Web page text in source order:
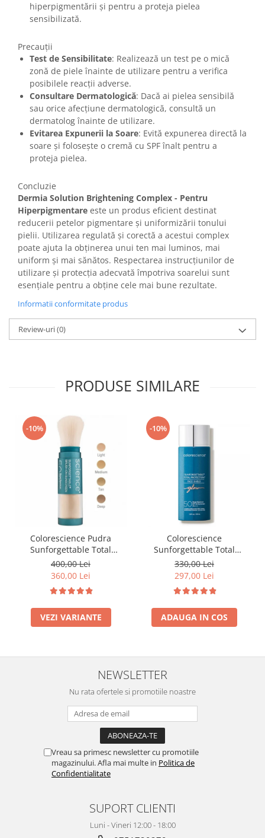
hiperpigmentării și pentru a proteja pielea
sensibilizată.
Precauții
Test de Sensibilitate: Realizează un test pe o mică
zonă de piele înainte de utilizare pentru a verifica
posibilele reacții adverse.
Consultare Dermatologică: Dacă ai pielea sensibilă
sau orice afecțiune dermatologică, consultă un
dermatolog înainte de utilizare.
Evitarea Expunerii la Soare: Evită expunerea directă la
soare și folosește o cremă cu SPF înalt pentru a
proteja pielea.
Concluzie
Dermia Solution Brightening Complex - Pentru
Hiperpigmentare este un produs eficient destinat
reducerii petelor pigmentare și uniformizării tonului
pielii. Utilizarea regulată și corectă a acestui complex
poate ajuta la obținerea unui ten mai luminos, mai
uniform și mai sănătos. Respectarea instrucțiunilor de
utilizare și protecția adecvată împotriva soarelui sunt
esențiale pentru a obține cele mai bune rezultate.
Informatii conformitate produs
Review-uri(0)
PRODUSE SIMILARE
-10%
Colorescience Pudra
Sunforgettable Total
Protection Brush-On Shield
SPF50 6g
400,00 Lei
360,00 Lei
VEZI VARIANTE
-10%
Colorescience
Sunforgettable Total
Protection Face Shield Glow
SPF 50 - 55 ml
330,00 Lei
297,00 Lei
ADAUGA IN COS
NEWSLETTER
Nu rata ofertele si promotiile noastre
Vreau sa primesc newsletter cu promotiile
magazinului. Afla mai multe in Politica de
Confidentialitate
SUPORT CLIENTI
Luni - Vineri 12:00 - 18:00